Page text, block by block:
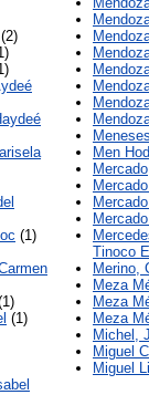
(1)
(1)
Men
Tinoco
Merino,
Meza
Meza
Meza
Michel,
Miguel
Miguel